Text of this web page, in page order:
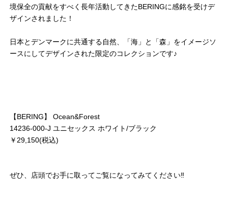
境保全の貢献をすべく長年活動してきたBERINGに感銘を受けデ
ザインされました！
日本とデンマークに共通する自然、「海」と「森」をイメージソ
ースにしてデザインされた限定のコレクションです♪
【BERING】 Ocean&Forest
14236-000-J ユニセックス ホワイト/ブラック
￥29,150(税込)
ぜひ、店頭でお手に取ってご覧になってみてください‼︎